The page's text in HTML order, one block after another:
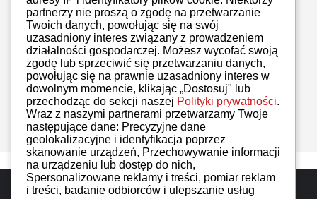
Zostaw komentarz
Brak komentarzy
Do góry
partnerzy nie proszą o zgodę na przetwarzanie
Twoich danych, powołując się na swój
uzasadniony interes związany z prowadzeniem
działalności gospodarczej. Możesz wycofać swoją
zgodę lub sprzeciwić się przetwarzaniu danych,
powołując się na prawnie uzasadniony interes w
dowolnym momencie, klikając „Dostosuj" lub
przechodząc do sekcji naszej Polityki prywatności.
Wraz z naszymi partnerami przetwarzamy Twoje
następujące dane: Precyzyjne dane
geolokalizacyjne i identyfikacja poprzez
skanowanie urządzeń, Przechowywanie informacji
na urządzeniu lub dostęp do nich,
Spersonalizowane reklamy i treści, pomiar reklam
i treści, badanie odbiorców i ulepszanie usług